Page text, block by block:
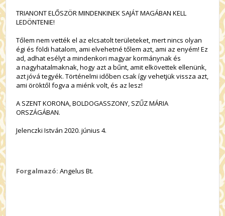
TRIANONT ELŐSZÖR MINDENKINEK SAJÁT MAGÁBAN KELL
LEDÖNTENIE!
Tőlem nem vették el az elcsatolt területeket, mert nincs olyan
égi és földi hatalom, ami elvehetné tőlem azt, ami az enyém! Ez
ad, adhat esélyt a mindenkori magyar kormánynak és
a nagyhatalmaknak, hogy azt a bűnt, amit elkövettek ellenünk,
azt jóvá tegyék. Történelmi időben csak így vehetjük vissza azt,
ami öröktől fogva a miénk volt, és az lesz!
A SZENT KORONA, BOLDOGASSZONY, SZŰZ MÁRIA
ORSZÁGÁBAN.
Jelenczki István 2020. június 4.
Forgalmazó: Angelus Bt.